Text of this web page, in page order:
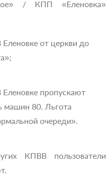
/ КПП «Еленовка»
Еленовке от церкви до
Еленовке пропускают
машин 80. Льгота
очереди».
КПВВ пользователи